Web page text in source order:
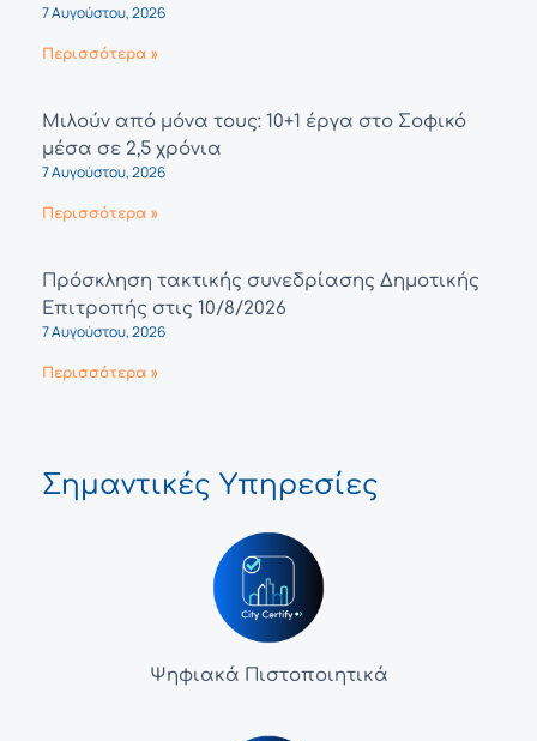
7 Αυγούστου, 2026
Περισσότερα »
Μιλούν από μόνα τους: 10+1 έργα στο Σοφικό
μέσα σε 2,5 χρόνια
7 Αυγούστου, 2026
Περισσότερα »
Πρόσκληση τακτικής συνεδρίασης Δημοτικής
Επιτροπής στις 10/8/2026
7 Αυγούστου, 2026
Περισσότερα »
Σημαντικές Υπηρεσίες
Ψηφιακά Πιστοποιητικά